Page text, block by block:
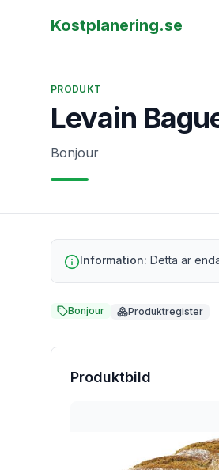
Kostplanering.se
PRODUKT
Levain
Bonjour
Information: Detta är
Bonjour Produktregister
Produktbild